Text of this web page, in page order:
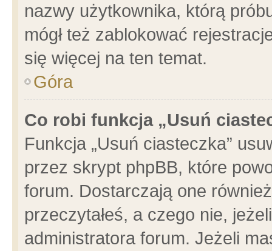
nazwy użytkownika, którą
mógł też zablokować
się więcej na ten temat.
Góra
Co robi funkcja „Usuń
Funkcja „Usuń ciasteczka”
przez skrypt phpBB, które
forum. Dostarczają one
przeczytałeś, a czego nie,
administratora forum. Jeżeli